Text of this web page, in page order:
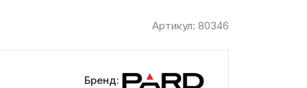
Артикул: 80346
Бренд: